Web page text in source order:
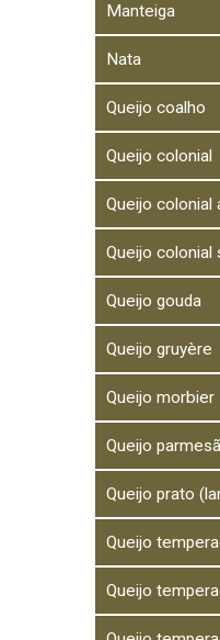
Manteiga
Nata
Queijo coalho
Queijo colonial
Queijo colonial
Queijo colonial
Queijo gouda
Queijo gruyère
Queijo morbier
Queijo
Queijo prato
Queijo
Queijo